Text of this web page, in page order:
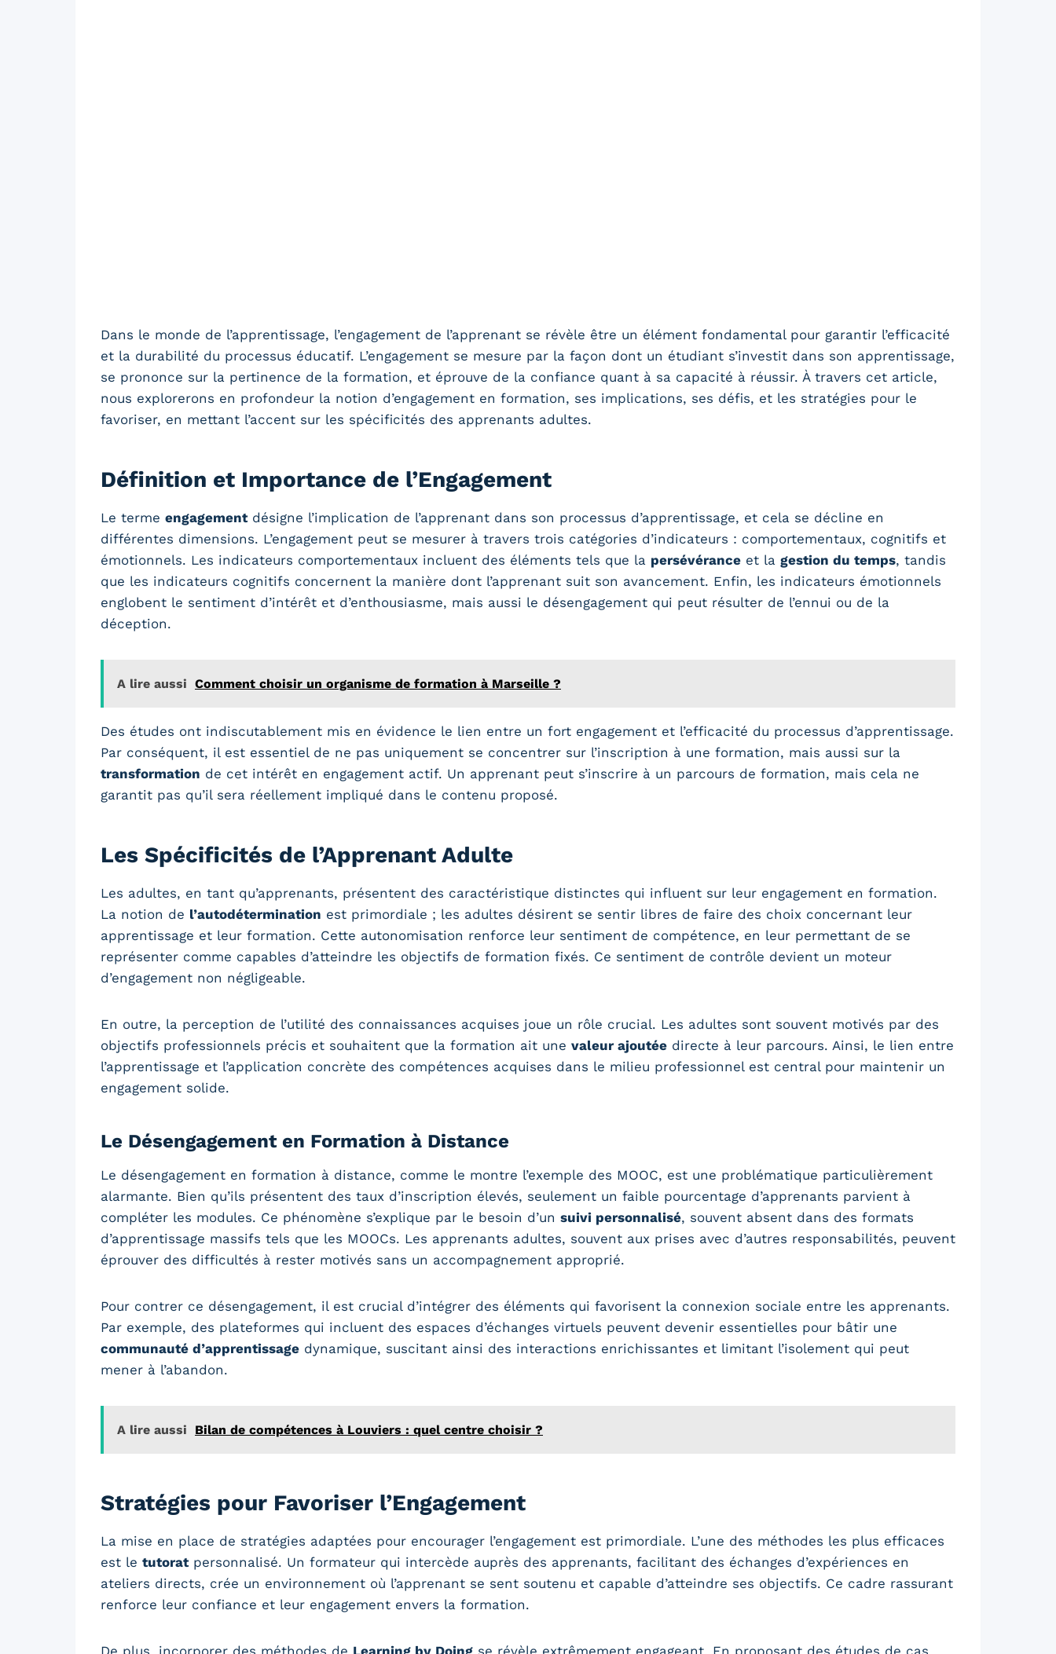
Dans le monde de l’apprentissage, l’engagement de l’apprenant se révèle être un élément fondamental pour garantir l’efficacité
et la durabilité du processus éducatif. L’engagement se mesure par la façon dont un étudiant s’investit dans son apprentissage,
se prononce sur la pertinence de la formation, et éprouve de la confiance quant à sa capacité à réussir. À travers cet article,
nous explorerons en profondeur la notion d’engagement en formation, ses implications, ses défis, et les stratégies pour le
favoriser, en mettant l’accent sur les spécificités des apprenants adultes.
Définition et Importance de l’Engagement
Le terme engagementdésigne l’implication de l’apprenant dans son processus d’apprentissage, et cela se décline en
différentes dimensions. L’engagement peut se mesurer à travers trois catégories d’indicateurs : comportementaux, cognitifs et
émotionnels. Les indicateurs comportementaux incluent des éléments tels que la persévérance et la gestion du temps, tandis
que les indicateurs cognitifs concernent la manière dont l’apprenant suit son avancement. Enfin, les indicateurs émotionnels
englobent le sentiment d’intérêt et d’enthousiasme, mais aussi le désengagement qui peut résulter de l’ennui ou de la
déception.
A lire aussi Comment choisir un organisme de formation à Marseille ?
Des études ont indiscutablement mis en évidence le lien entre un fort engagement et l’efficacité du processus d’apprentissage.
Par conséquent, il est essentiel de ne pas uniquement se concentrer sur l’inscription à une formation, mais aussi sur la
transformation de cet intérêt en engagement actif. Un apprenant peut s’inscrire à un parcours de formation, mais cela ne
garantit pas qu’il sera réellement impliqué dans le contenu proposé.
Les Spécificités de l’Apprenant Adulte
Les adultes, en tant qu’apprenants, présentent des caractéristique distinctes qui influent sur leur engagement en formation.
La notion de l’autodétermination est primordiale ; les adultes désirent se sentir libres de faire des choix concernant leur
apprentissage et leur formation. Cette autonomisation renforce leur sentiment de compétence, en leur permettant de se
représenter comme capables d’atteindre les objectifs de formation fixés. Ce sentiment de contrôle devient un moteur
d’engagement non négligeable.
En outre, la perception de l’utilité des connaissances acquises joue un rôle crucial. Les adultes sont souvent motivés par des
objectifs professionnels précis et souhaitent que la formation ait une valeur ajoutée directe à leur parcours. Ainsi, le lien entre
l’apprentissage et l’application concrète des compétences acquises dans le milieu professionnel est central pour maintenir un
engagement solide.
Le Désengagement en Formation à Distance
Le désengagement en formation à distance, comme le montre l’exemple des MOOC, est une problématique particulièrement
alarmante. Bien qu’ils présentent des taux d’inscription élevés, seulement un faible pourcentage d’apprenants parvient à
compléter les modules. Ce phénomène s’explique par le besoin d’un suivi personnalisé, souvent absent dans des formats
d’apprentissage massifs tels que les MOOCs. Les apprenants adultes, souvent aux prises avec d’autres responsabilités, peuvent
éprouver des difficultés à rester motivés sans un accompagnement approprié.
Pour contrer ce désengagement, il est crucial d’intégrer des éléments qui favorisent la connexion sociale entre les apprenants.
Par exemple, des plateformes qui incluent des espaces d’échanges virtuels peuvent devenir essentielles pour bâtir une
communauté d’apprentissage dynamique, suscitant ainsi des interactions enrichissantes et limitant l’isolement qui peut
mener à l’abandon.
A lire aussi Bilan de compétences à Louviers : quel centre choisir ?
Stratégies pour Favoriser l’Engagement
La mise en place de stratégies adaptées pour encourager l’engagement est primordiale. L’une des méthodes les plus efficaces
est le tutoratpersonnalisé. Un formateur qui intercède auprès des apprenants, facilitant des échanges d’expériences en
ateliers directs, crée un environnement où l’apprenant se sent soutenu et capable d’atteindre ses objectifs. Ce cadre rassurant
renforce leur confiance et leur engagement envers la formation.
De plus, incorporer des méthodes de Learning by Doing se révèle extrêmement engageant. En proposant des études de cas